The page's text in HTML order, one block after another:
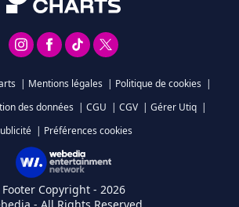
| Mentions légales | Politique de cookies |
des données | CGU | CGV | Gérer Utiq |
| Préférences cookies
Footer Copyright - 2026